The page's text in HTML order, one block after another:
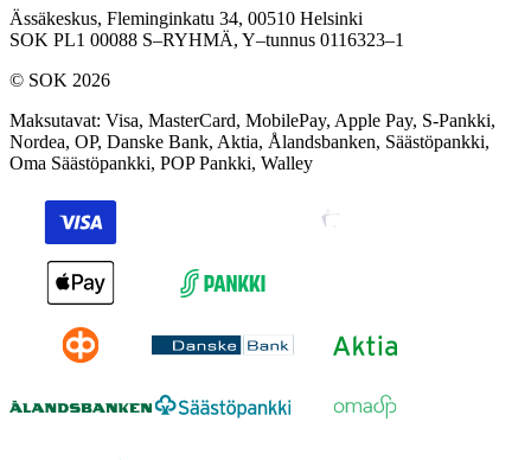
Ässäkeskus, Fleminginkatu 34, 00510 Helsinki
SOK PL1 00088 S–RYHMÄ, Y–tunnus 0116323–1
© SOK 2026
Maksutavat: Visa, MasterCard, MobilePay, Apple Pay, S-Pankki,
Nordea, OP, Danske Bank, Aktia, Ålandsbanken, Säästöpankki,
Oma Säästöpankki, POP Pankki, Walley